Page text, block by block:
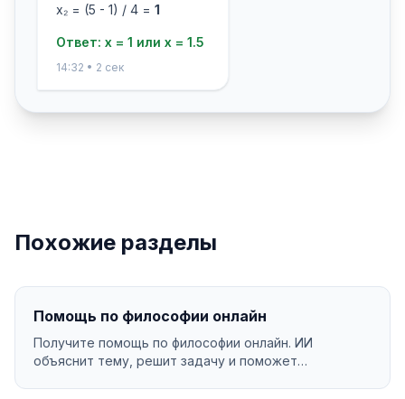
x₂ = (5 - 1) / 4 = 1
Ответ: x = 1 или x = 1.5
14:32 • 2 сек
Похожие разделы
Помощь по философии онлайн
Получите помощь по философии онлайн. ИИ
объяснит тему, решит задачу и поможет